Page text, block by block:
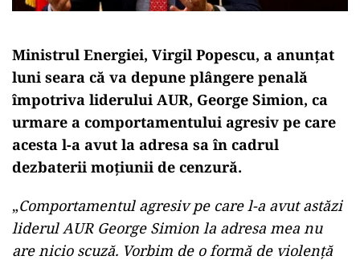
Ministrul Energiei, Virgil Popescu, a anunţat
luni seara că va depune plângere penală
împotriva liderului AUR, George Simion, ca
urmare a comportamentului agresiv pe care
acesta l-a avut la adresa sa în cadrul
dezbaterii moţiunii de cenzură.
„Comportamentul agresiv pe care l-a avut astăzi
liderul AUR George Simion la adresa mea nu
are nicio scuză. Vorbim de o formă de violenţă